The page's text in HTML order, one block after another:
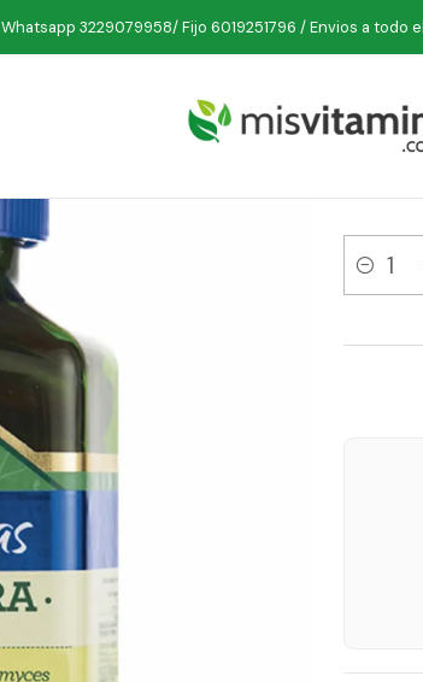
Whatsapp 3229079958/ Fijo 6019251796 / Envios a todo
Inicio Marcas Botanitas Levadura de
Cantidad